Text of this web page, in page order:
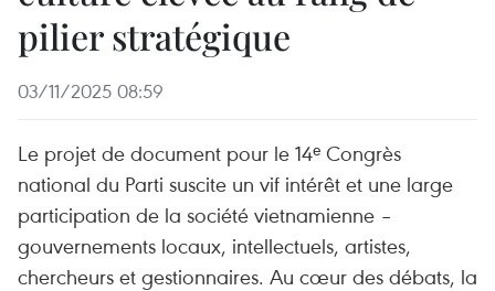
pilier stratégique
03/11/2025 08:59
Le projet de document pour le 14ᵉ Congrès
national du Parti suscite un vif intérêt et une large
participation de la société vietnamienne –
gouvernements locaux, intellectuels, artistes,
chercheurs et gestionnaires. Au cœur des débats, la